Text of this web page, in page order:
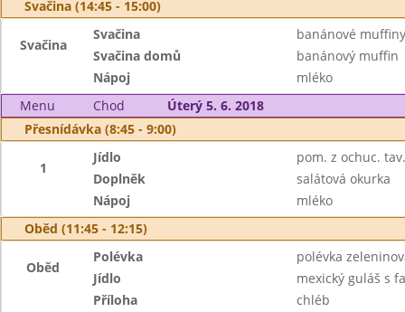
Svačina (14:45 - 15:00)
Svačina
Svačina
banánové
Svačina domů
banánový muffin
Nápoj
mléko
Menu
Chod
Úterý 5. 6. 2018
Přesnídávka (8:45 - 9:00)
1
Jídlo
pom. z ochuc.
Doplněk
salátová okurka
Nápoj
mléko
Oběd (11:45 - 12:15)
Oběd
Polévka
polévka
Jídlo
mexický guláš s
Příloha
chléb